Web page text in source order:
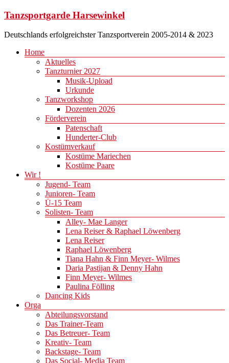
Zum
springen
Tanzsportgarde Harsewinkel
Deutschlands erfolgreichster Tanzsportverein 2005-2014 & 2023
Menü
Home
Aktuelles
Tanzturnier 2027
Musik-Upload
Urkunde
Tanzworkshop
Dozenten 2026
Förderverein
Patenschaft
Hunderter-Club
Kostümverkauf
Kostüme Mariechen
Kostüme Paare
Wir !
Jugend- Team
Junioren- Team
Ü-15 Team
Solisten- Team
Alley- Mae Langer
Lena Reiser & Raphael Löwenberg
Lena Reiser
Raphael Löwenberg
Tiana Hahn & Finn Meyer- Wilmes
Daria Pastijan & Denny Hahn
Finn Meyer- Wilmes
Paulina Fölling
Dancing Kids
Orga
Abteilungsvorstand
Das Trainer-Team
Das Betreuer- Team
Kreativ- Team
Backstage- Team
Das Social- Media Team